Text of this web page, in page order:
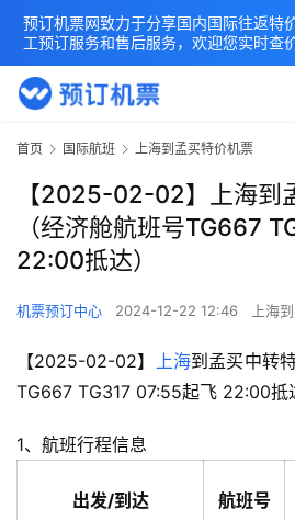
首页 国际航班 上海到孟买特价机票
【2025-02-02】上海到
（经济舱航班号TG667
22:00抵达）
机票预订中心 2024-12-22 12:46 上海
【2025-02-02】 上海到孟买中转
TG667 TG317 07:55起飞 22:00抵
1、航班行程信息
出发/到达 航班号
预订机票网致力于分享国内国际往返特
工预订服务和售后服务，欢迎您实时查